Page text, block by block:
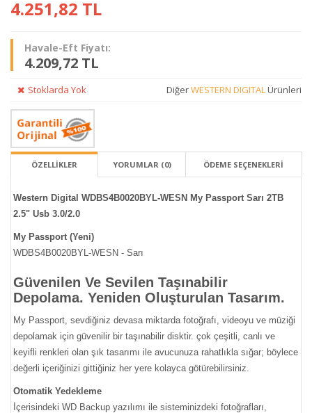
4.251,82 TL
Havale-Eft Fiyatı:
4.209,72 TL
Stoklarda Yok DiğerWESTERN DIGITALÜrünleri
ÖZELLİKLER YORUMLAR (0) ÖDEME SEÇENEKLERI
Western Digital WDBS4B0020BYL-WESN My Passport Sarı 2TB
2.5" Usb 3.0/2.0
My Passport (Yeni)
WDBS4B0020BYL-WESN - Sarı
Güvenilen Ve Sevilen Taşınabilir
Depolama. Yeniden Oluşturulan Tasarım.
My Passport, sevdiğiniz devasa miktarda fotoğrafı, videoyu ve müziği
depolamak için güvenilir bir taşınabilir disktir. çok çeşitli, canlı ve
keyifli renkleri olan şık tasarımı ile avucunuza rahatlıkla sığar; böylece
değerli içeriğinizi gittiğiniz her yere kolayca götürebilirsiniz.
Otomatik Yedekleme
İçerisindeki WD Backup yazılımı ile sisteminizdeki fotoğrafları,